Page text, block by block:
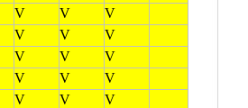
V V V
V V V
V V V
V V V
V V V